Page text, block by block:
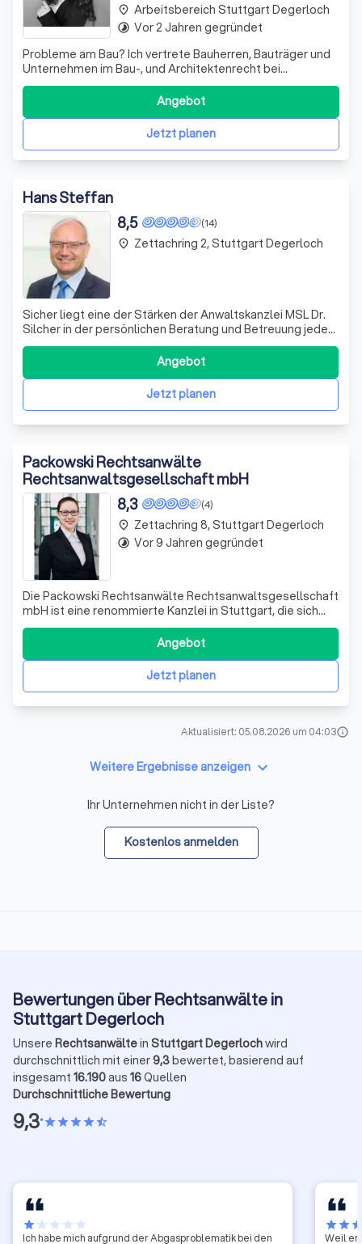
Probleme am Bau? Ich vertrete Bauherren, Bauträger und
Unternehmen im Bau-, und Architektenrecht bei
Baumängeln, Bauverzögerungen sowie Gewährleistungs-
und Vergütungsansprüchen
Jetzt planen
Angebot
place Arbeitsbereich Stuttgart Degerloch
timelapse Vor 2 Jahren gegründet
Hans Steffan
(14)
8,5
Sicher liegt eine der Stärken der Anwaltskanzlei MSL Dr.
Silcher in der persönlichen Beratung und Betreuung jedes
einzelnen Mandanten. Deshalb wollen wir Sie zunächst
möglichst gut kennenlernen: die Strukturen, die Abläufe,
die Entwicklung, das Profil, die Stärken und
selbstverständlich auch möglic
Jetzt planen
Angebot
place Zettachring 2, Stuttgart Degerloch
Packowski Rechtsanwälte
Rechtsanwaltsgesellschaft mbH
(4)
8,3
Die Packowski Rechtsanwälte Rechtsanwaltsgesellschaft
mbH ist eine renommierte Kanzlei in Stuttgart, die sich
durch ihre Expertise und ihren hohen Qualitätsanspruch
auszeichnet. Unter der Leitung von Rechtsanwalt Armin
Packowski bieten wir unseren Mandanten eine
umfassende rechtliche Beratung und Ve
Jetzt planen
Angebot
place Zettachring 8, Stuttgart Degerloch
timelapse Vor 9 Jahren gegründet
Aktualisiert: 05.08.2026 um 04:03info
Weitere Ergebnisse anzeigen keyboard_arrow_down
Ihr Unternehmen nicht in der Liste?
Kostenlos anmelden
Bewertungen über Rechtsanwälte in
Stuttgart Degerloch
Unsere Rechtsanwältein Stuttgart Degerlochwird
durchschnittlich mit einer9,3bewertet, basierend auf
insgesamt 16.190aus 16Quellen
Durchschnittliche Bewertung
9,3•starstarstarstarstar_half
starstar star star star
Ich habe mich aufgrund der Abgasproblematik bei den
starstar
Weil er